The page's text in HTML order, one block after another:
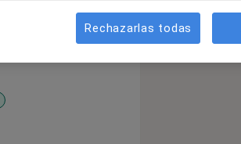
Rechazarlas todas